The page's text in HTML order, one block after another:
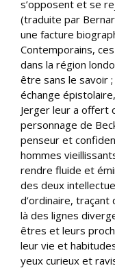
s’opposent et se
(traduite par
une facture
Contemporains,
dans la région
être sans le savoir
échange
Jerger leur a offert
personnage de
penseur et
hommes
rendre fluide et
des deux
d’ordinaire, traçant
là des lignes
êtres et leurs
leur vie et
yeux curieux et